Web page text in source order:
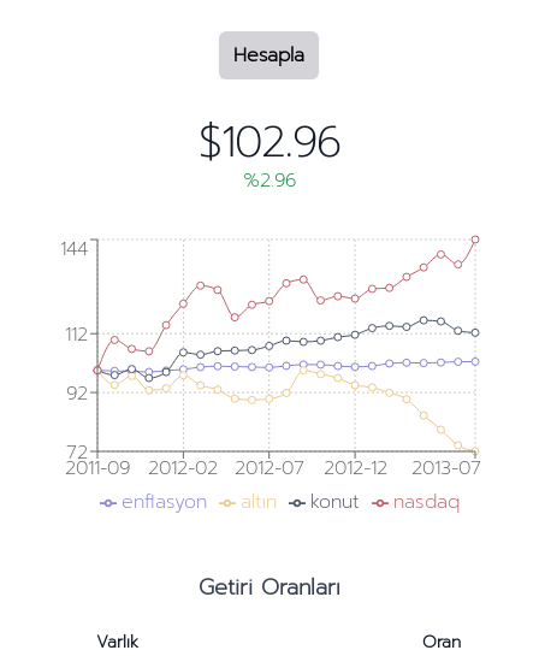
Hesapla
$102.96
%2.96
2011-09 2012-02 2012-07 2012-12 2013-07
72
92
112
144
enflasyon altın konut nasdaq
Getiri Oranları
Varlık Oran